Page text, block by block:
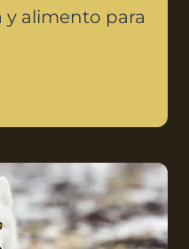
y alimento para